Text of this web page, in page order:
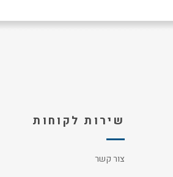
שירות לקוחות
צור קשר